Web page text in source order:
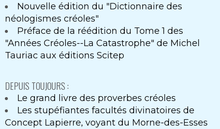
Nouvelle édition du "Dictionnaire des
néologismes créoles"
Préface de la réédition du Tome 1 des
"Années Créoles--La Catastrophe" de Michel
Tauriac aux éditions Scitep
DEPUIS TOUJOURS :
Le grand livre des proverbes créoles
Les stupéfiantes facultés divinatoires de
Concept Lapierre, voyant du Morne-des-Esses